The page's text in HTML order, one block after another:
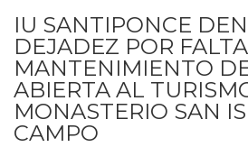
IU SANTIPONCE
DEJADEZ POR
MANTENIMIENTO
ABIERTA AL
MONASTERIO SAN
CAMPO